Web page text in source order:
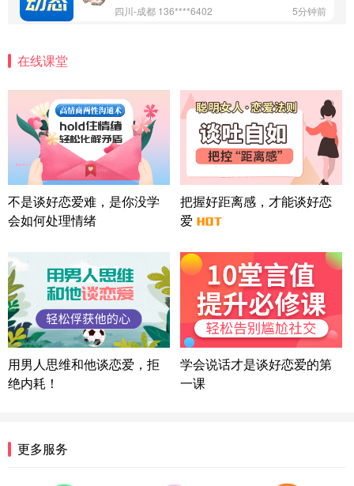
四川-成都 136****6402
5分钟前
方案
上海-浦东 177****9074
56分钟前
微信用户 Liberty 通过此页面咨询，已获得专属情感
方案
广东-广州 188****5632
12分钟前
微信用户 司马锘 通过此页面咨询，已获得专属情感
方案
湖北-武汉 135****7410
陕西-西安 139****6283
3分钟前
微信用户 喜欢下雨天^ 通过此页面咨询，已获得专属
情感方案
浙江-宁波 150****8921
28分钟前
属情感方案
湖南-长沙 187****3359
在线课堂
不是谈好恋爱难，是你没学
会如何处理情绪
把握好距离感，才能谈好恋
爱
用男人思维和他谈恋爱，拒
绝内耗！
学会说话才是谈好恋爱的第
一课
更多服务